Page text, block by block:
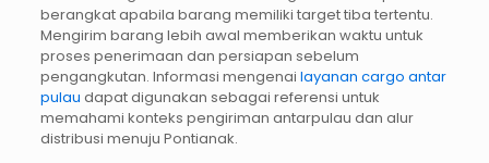
berangkat apabila barang memiliki target tiba tertentu.
Mengirim barang lebih awal memberikan waktu untuk
proses penerimaan dan persiapan sebelum
pengangkutan. Informasi mengenai layanan cargo antar
pulau dapat digunakan sebagai referensi untuk
memahami konteks pengiriman antarpulau dan alur
distribusi menuju Pontianak.